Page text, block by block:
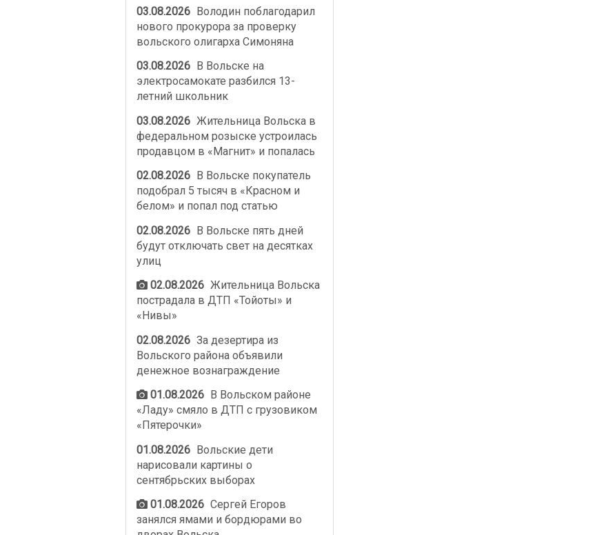
03.08.2026 Володин поблагодарил
нового прокурора за проверку
вольского олигарха Симоняна
03.08.2026
В Вольске на
электросамокате разбился 13-
летний школьник
03.08.2026 Жительница Вольска в
федеральном розыске устроилась
продавцом в «Магнит» и попалась
02.08.2026
В Вольске покупатель
подобрал 5 тысяч в «Красном и
белом» и попал под статью
02.08.2026 В Вольске пять дней
будут отключать свет на десятках
улиц
02.08.2026 Жительница Вольска
пострадала в ДТП «Тойоты» и
«Нивы»
02.08.2026 За дезертира из
Вольского района объявили
денежное вознаграждение
01.08.2026
В Вольском районе
«Ладу» смяло в ДТП с грузовиком
«Пятерочки»
01.08.2026 Вольские дети
нарисовали картины о
сентябрьских выборах
01.08.2026 Сергей Егоров
занялся ямами и бордюрами во